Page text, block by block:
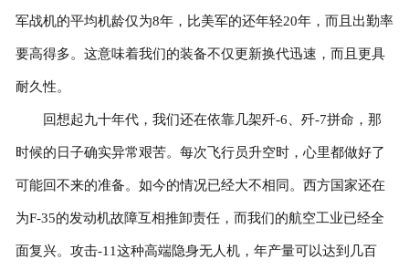
军战机的平均机龄仅为8年，比美军的还年轻20年，而且出勤率
要高得多。这意味着我们的装备不仅更新换代迅速，而且更具
耐久性。
回想起九十年代，我们还在依靠几架歼-6、歼-7拼命，那
时候的日子确实异常艰苦。每次飞行员升空时，心里都做好了
可能回不来的准备。如今的情况已经大不相同。西方国家还在
为F-35的发动机故障互相推卸责任，而我们的航空工业已经全
面复兴。攻击-11这种高端隐身无人机，年产量可以达到几百